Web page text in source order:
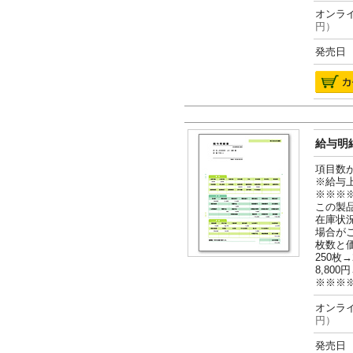
オン
円）
発売日
給与明
項目数
※給与
この製
在庫状
場合が
枚数と
250枚
8,800
オン
円）
発売日